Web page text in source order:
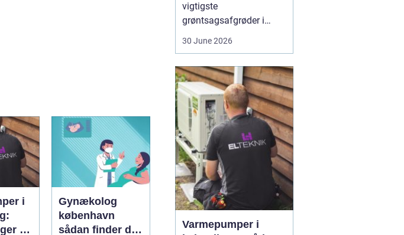
i
du
Gynækolog
københavn
sådan finder du
vigtigste
grøntsagsafgrøder i
ensartet løg ligger et
veludvikletLøgfrø, som
er tilpasset klima,
jordtype og
dyrkningssy...
30 June 2026
Varmepumper i